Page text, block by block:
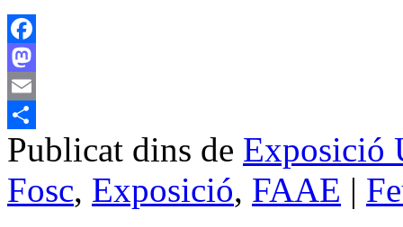
Facebook
Mastodon
Email
Comparteix
Publicat dins de Exposició
Fosc, Exposició, FAAE |